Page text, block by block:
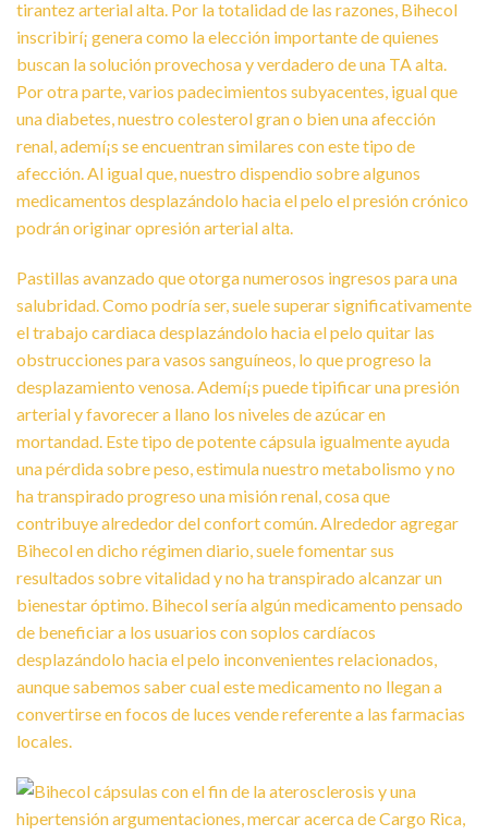
tirantez arterial alta. Por la totalidad de las razones, Bihecol
inscribirí¡ genera como la elección importante de quienes
buscan la solución provechosa y verdadero de una TA alta.
Por otra parte, varios padecimientos subyacentes, igual que
una diabetes, nuestro colesterol gran o bien una afección
renal, ademí¡s se encuentran similares con este tipo de
afección. Al igual que, nuestro dispendio sobre algunos
medicamentos desplazándolo hacia el pelo el presión crónico
podrán originar opresión arterial alta.
Pastillas avanzado que otorga numerosos ingresos para una
salubridad. Como podrí­a ser, suele superar significativamente
el trabajo cardiaca desplazándolo hacia el pelo quitar las
obstrucciones para vasos sanguíneos, lo que progreso la
desplazamiento venosa. Ademí¡s puede tipificar una presión
arterial y favorecer a llano los niveles de azúcar en
mortandad. Este tipo de potente cápsula igualmente ayuda
una pérdida sobre peso, estimula nuestro metabolismo y no
ha transpirado progreso una misión renal, cosa que
contribuye alrededor del confort común. Alrededor agregar
Bihecol en dicho régimen diario, suele fomentar sus
resultados sobre vitalidad y no ha transpirado alcanzar un
bienestar óptimo. Bihecol serí­a algún medicamento pensado
de beneficiar a los usuarios con soplos cardíacos
desplazándolo hacia el pelo inconvenientes relacionados,
aunque sabemos saber cual este medicamento no llegan a
convertirse en focos de luces vende referente a las farmacias
locales.